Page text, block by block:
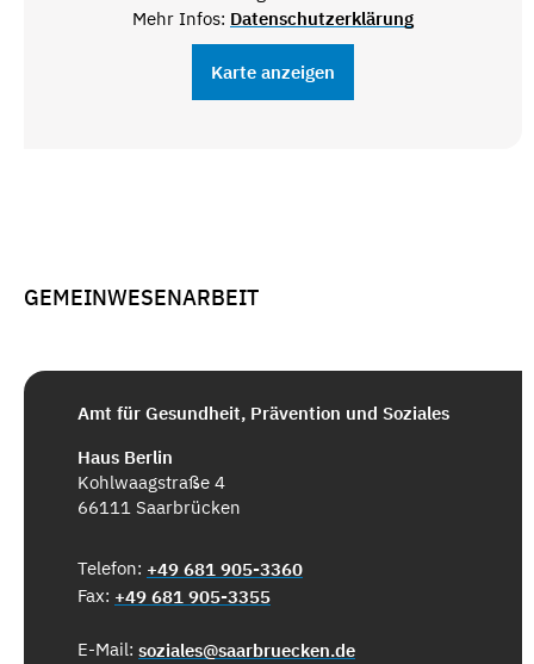
Mehr Infos: Datenschutzerklärung
Karte anzeigen
GEMEINWESENARBEIT
Amt für Gesundheit, Prävention und Soziales
Haus Berlin
Kohlwaagstraße 4
66111 Saarbrücken
Telefon: +49 681 905-3360
Fax: +49 681 905-3355
E-Mail: soziales@saarbruecken.de